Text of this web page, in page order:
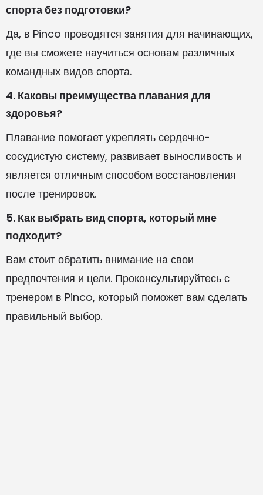
спорта без подготовки?
Да, в Pinco проводятся занятия для начинающих,
где вы сможете научиться основам различных
командных видов спорта.
4. Каковы преимущества плавания для
здоровья?
Плавание помогает укреплять сердечно-
сосудистую систему, развивает выносливость и
является отличным способом восстановления
после тренировок.
5. Как выбрать вид спорта, который мне
подходит?
Вам стоит обратить внимание на свои
предпочтения и цели. Проконсультируйтесь с
тренером в Pinco, который поможет вам сделать
правильный выбор.